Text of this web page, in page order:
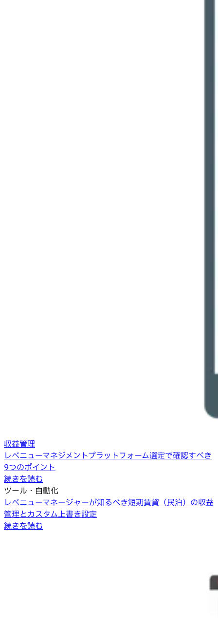
収益管理
レベニューマネジメントプラットフォーム選定で確認すべき
9つのポイント
続きを読む
ツール・自動化
レベニューマネージャーが知るべき短期賃貸（民泊）の収益
管理とカスタム上書き設定
続きを読む